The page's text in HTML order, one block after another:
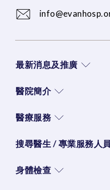
最新消息及推廣
醫院簡介
醫療服務
搜尋醫生 / 專業服務人員
身體檢查